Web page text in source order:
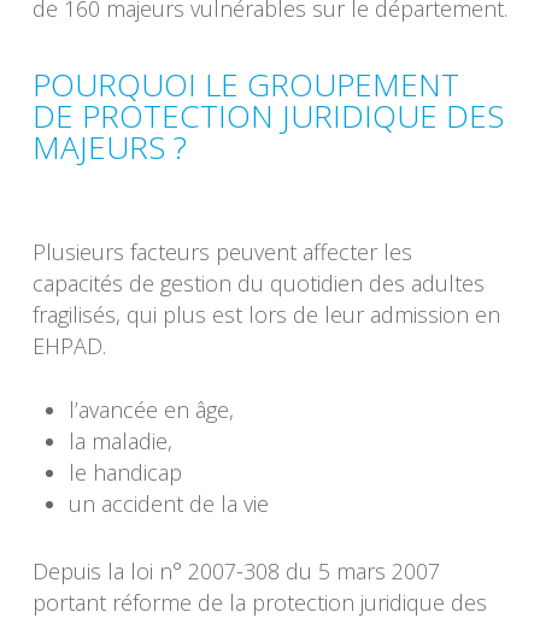
de 160 majeurs vulnérables sur le département.
POURQUOI LE GROUPEMENT
DE PROTECTION JURIDIQUE DES
MAJEURS ?
Plusieurs facteurs peuvent affecter les
capacités de gestion du quotidien des adultes
fragilisés, qui plus est lors de leur admission en
EHPAD.
l’avancée en âge,
la maladie,
le handicap
un accident de la vie
Depuis la loi n° 2007-308 du 5 mars 2007
portant réforme de la protection juridique des